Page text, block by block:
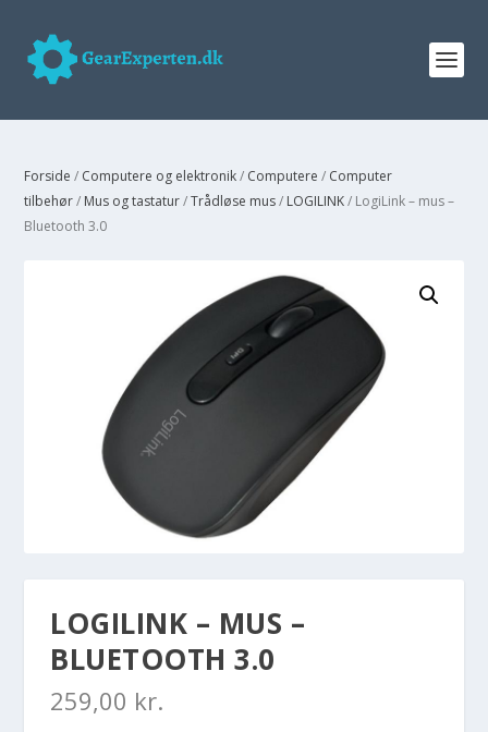
Forside / Computere og elektronik/ Computere / Computer
tilbehør/ Mus og tastatur/Trådløse mus/ LOGILINK/ LogiLink – mus –
Bluetooth 3.0
LOGILINK – MUS –
BLUETOOTH 3.0
259,00 kr.